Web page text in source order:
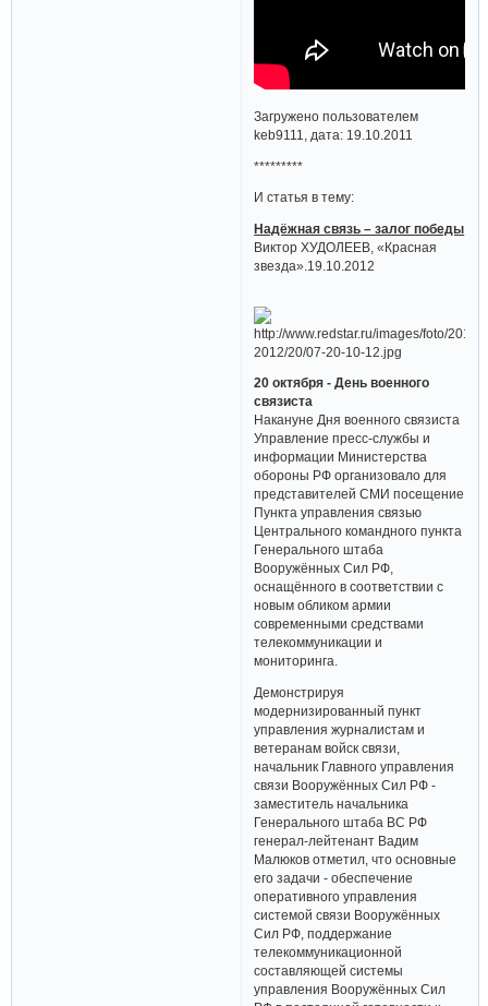
Загружено пользователем
keb9111, дата: 19.10.2011
*********
И статья в тему:
Надёжная связь – залог победы
Виктор ХУДОЛЕЕВ, «Красная
звезда».19.10.2012
20 октября - День военного
связиста
Накануне Дня военного связиста
Управление пресс-службы и
информации Министерства
обороны РФ организовало для
представителей СМИ посещение
Пункта управления связью
Центрального командного пункта
Генерального штаба
Вооружённых Сил РФ,
оснащённого в соответствии с
новым обликом армии
современными средствами
телекоммуникации и
мониторинга.
Демонстрируя
модернизированный пункт
управления журналистам и
ветеранам войск связи,
начальник Главного управления
связи Вооружённых Сил РФ -
заместитель начальника
Генерального штаба ВС РФ
генерал-лейтенант Вадим
Малюков отметил, что основные
его задачи - обеспечение
оперативного управления
системой связи Вооружённых
Сил РФ, поддержание
телекоммуникационной
составляющей системы
управления Вооружённых Сил